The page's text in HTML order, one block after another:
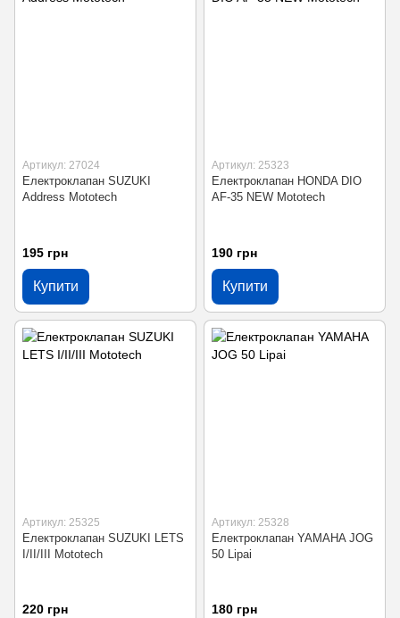
Артикул: 27024
Електроклапан SUZUKI
Address Mototech
195 грн
Купити
Артикул: 25323
Електроклапан HONDA DIO
AF-35 NEW Mototech
190 грн
Купити
Артикул: 25325
Електроклапан SUZUKI LETS
I/II/III Mototech
220 грн
Артикул: 25328
Електроклапан YAMAHA JOG
50 Lipai
180 грн